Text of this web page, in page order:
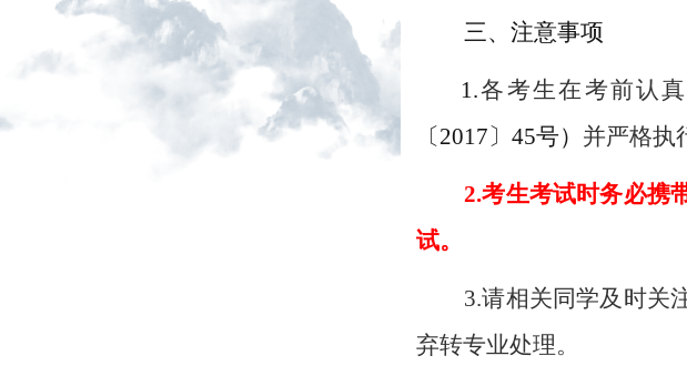
三、注意事项
1.各考生在考前认
〔2017〕45号） 并严格执
2.考生考试时务必携
试。
3.请相关同学及时关
弃转专业处理。